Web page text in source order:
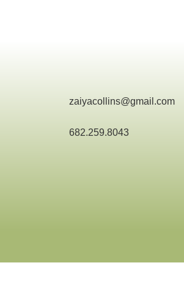
682.259.8043
zaiyacollins@gmail.com